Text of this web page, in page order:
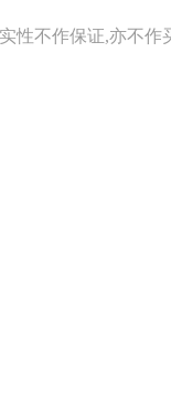
不作保证,亦不作